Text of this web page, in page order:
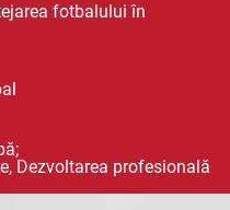
fotbalului în
Dezvoltarea profesională